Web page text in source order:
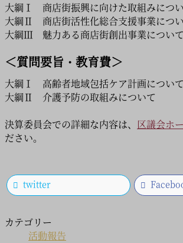
大綱Ⅰ 商店街振興に向けた取組みにつ
大綱Ⅱ 商店街活性化総合支援事業につ
大綱Ⅲ 魅力ある商店街創出事業につい
＜質問要旨・教育費＞
大綱Ⅰ 高齢者地域包括ケア計画について
大綱Ⅱ 介護予防の取組みについて
決算委員会での詳細な内容は、 区議会ホ
ださい。
twitter
カテゴリー
活動報告